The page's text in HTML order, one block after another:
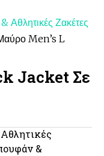
Ζακέτες
Men’s L
Jacket Σε
&